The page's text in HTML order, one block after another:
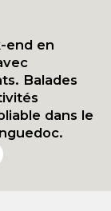
end en
Balades
dans le